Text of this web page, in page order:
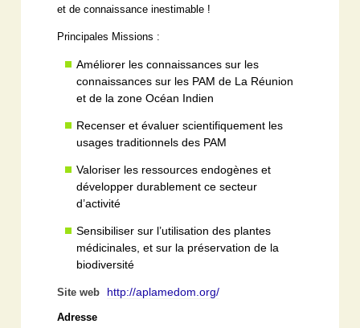
et de connaissance inestimable !
Principales Missions :
Améliorer les connaissances sur les
connaissances sur les PAM de La Réunion
et de la zone Océan Indien
Recenser et évaluer scientifiquement les
usages traditionnels des PAM
Valoriser les ressources endogènes et
développer durablement ce secteur
d’activité
Sensibiliser sur l’utilisation des plantes
médicinales, et sur la préservation de la
biodiversité
Site web http://aplamedom.org/
Adresse